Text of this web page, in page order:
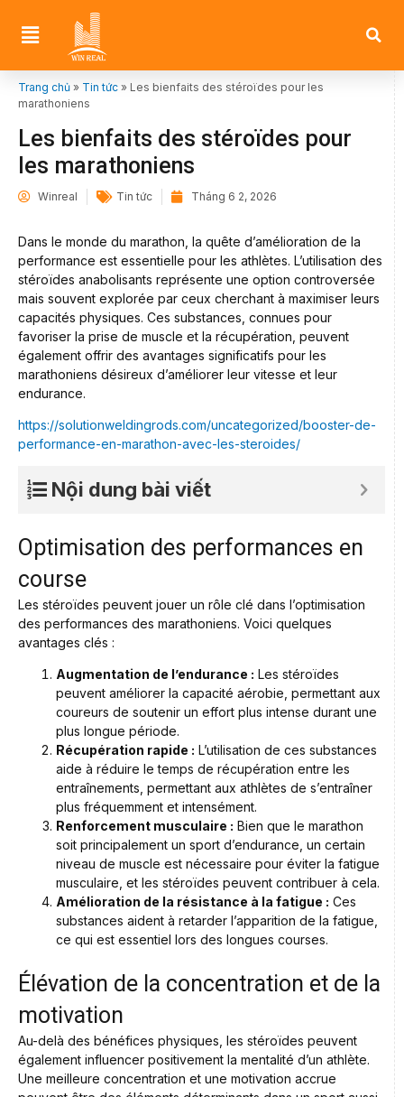
Trang chủ » Tin tức » Les bienfaits des stéroïdes pour les
marathoniens
Les bienfaits des stéroïdes pour
les marathoniens
Winreal Tin tức Tháng 6 2, 2026
Dans le monde du marathon, la quête d’amélioration de la
performance est essentielle pour les athlètes. L’utilisation des
stéroïdes anabolisants représente une option controversée
mais souvent explorée par ceux cherchant à maximiser leurs
capacités physiques. Ces substances, connues pour
favoriser la prise de muscle et la récupération, peuvent
également offrir des avantages significatifs pour les
marathoniens désireux d’améliorer leur vitesse et leur
endurance.
https://solutionweldingrods.com/uncategorized/booster-de-
performance-en-marathon-avec-les-steroides/
Nội dung bài viết
Optimisation des performances en
course
Les stéroïdes peuvent jouer un rôle clé dans l’optimisation
des performances des marathoniens. Voici quelques
avantages clés :
Augmentation de l’endurance : Les stéroïdes
peuvent améliorer la capacité aérobie, permettant aux
coureurs de soutenir un effort plus intense durant une
plus longue période.
Récupération rapide : L’utilisation de ces substances
aide à réduire le temps de récupération entre les
entraînements, permettant aux athlètes de s’entraîner
plus fréquemment et intensément.
Renforcement musculaire : Bien que le marathon
soit principalement un sport d’endurance, un certain
niveau de muscle est nécessaire pour éviter la fatigue
musculaire, et les stéroïdes peuvent contribuer à cela.
Amélioration de la résistance à la fatigue : Ces
substances aident à retarder l’apparition de la fatigue,
ce qui est essentiel lors des longues courses.
Élévation de la concentration et de la
motivation
Au-delà des bénéfices physiques, les stéroïdes peuvent
également influencer positivement la mentalité d’un athlète.
Une meilleure concentration et une motivation accrue